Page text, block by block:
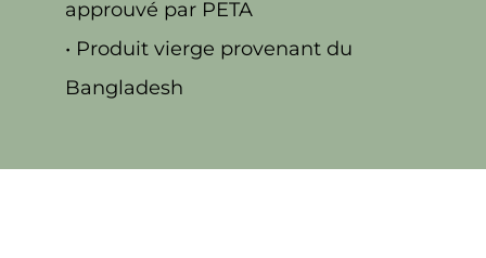
approuvé par PETA
• Produit vierge provenant du
Bangladesh